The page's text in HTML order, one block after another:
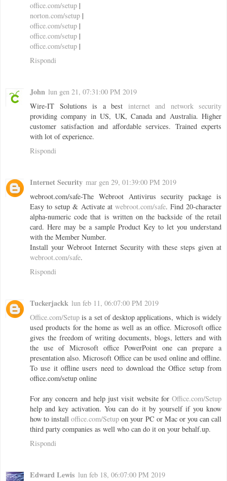
office.com/setup |
norton.com/setup |
office.com/setup |
office.com/setup |
office.com/setup |
Rispondi
John lun gen 21, 07:31:00 PM 2019
Wire-IT Solutions is a best internet and network security
providing company in US, UK, Canada and Australia. Higher
customer satisfaction and affordable services. Trained experts
with lot of experience.
Rispondi
Internet Security mar gen 29, 01:39:00 PM 2019
webroot.com/safe-The Webroot Antivirus security package is
Easy to setup & Activate at webroot.com/safe. Find 20-character
alpha-numeric code that is written on the backside of the retail
card. Here may be a sample Product Key to let you understand
with the Member Number.
Install your Webroot Internet Security with these steps given at
webroot.com/safe.
Rispondi
Tuckerjackk lun feb 11, 06:07:00 PM 2019
Office.com/Setup is a set of desktop applications, which is widely
used products for the home as well as an office. Microsoft office
gives the freedom of writing documents, blogs, letters and with
the use of Microsoft office PowerPoint one can prepare a
presentation also. Microsoft Office can be used online and offline.
To use it offline users need to download the Office setup from
office.com/setup online
For any concern and help just visit website for Office.com/Setup
help and key activation. You can do it by yourself if you know
how to installoffice.com/Setup on your PC or Mac or you can call
third party companies as well who can do it on your behalf.up.
Rispondi
Edward Lewis lun feb 18, 06:07:00 PM 2019